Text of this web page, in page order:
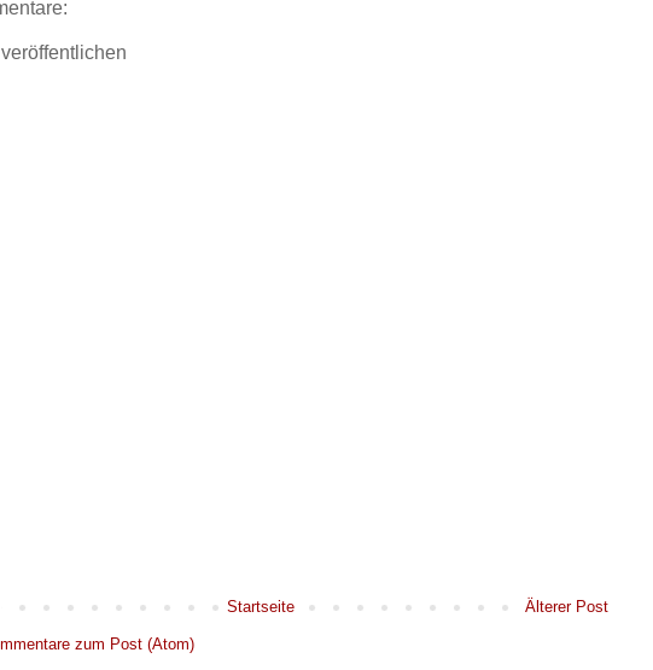
Älterer Post
Startseite
zum Post (Atom)